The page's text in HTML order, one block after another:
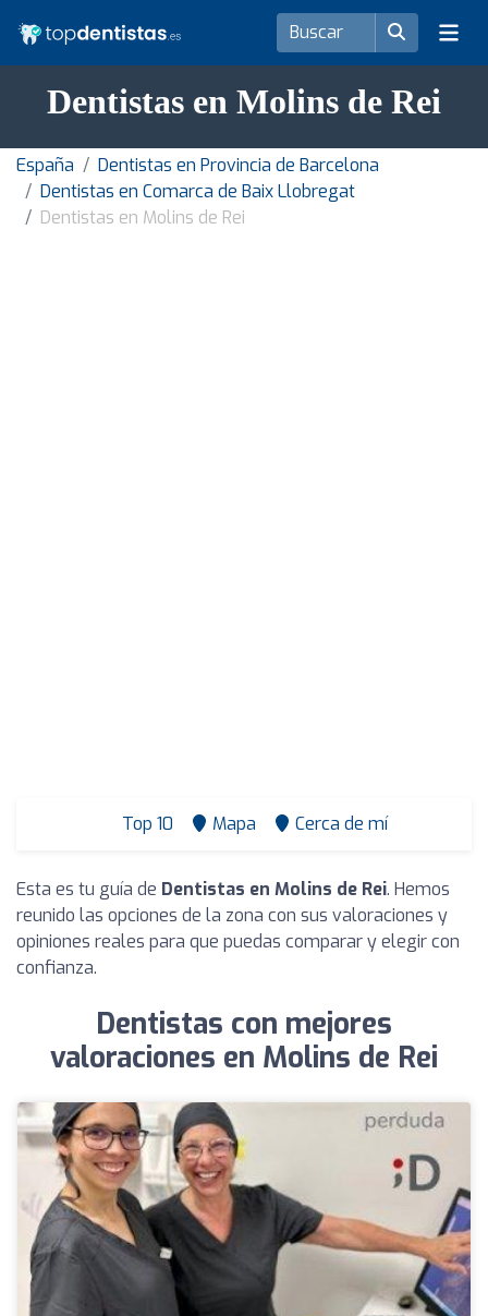
Dentistas en Molins de Rei
España
Dentistas en Provincia de Barcelona
Dentistas en Comarca de Baix Llobregat
Dentistas en Molins de Rei
Top 10 Mapa Cerca de mí
Esta es tu guía de Dentistas en Molins de Rei. Hemos
reunido las opciones de la zona con sus valoraciones y
opiniones reales para que puedas comparar y elegir con
confianza.
Dentistas con mejores
valoraciones en Molins de Rei